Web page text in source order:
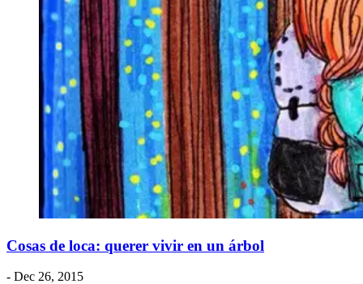
Cosas de loca: querer vivir en un árbol
- Dec 26, 2015